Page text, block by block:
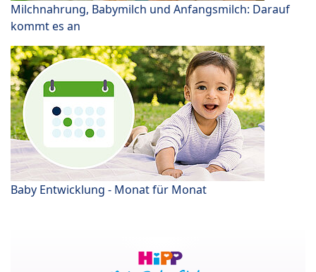
Milchnahrung, Babymilch und Anfangsmilch: Darauf
kommt es an
Baby Entwicklung - Monat für Monat